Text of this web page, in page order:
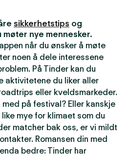
sikkerhetstips og
møter nye mennesker.
når du ønsker å møte
noen å dele interessene
På Tinder kan du
aktivitetene du liker aller
eller kveldsmarkeder.
med på festival? Eller kanskje
mye for klimaet som du
matcher bak oss, er vi mildt
Romansen din med
bedre: Tinder har